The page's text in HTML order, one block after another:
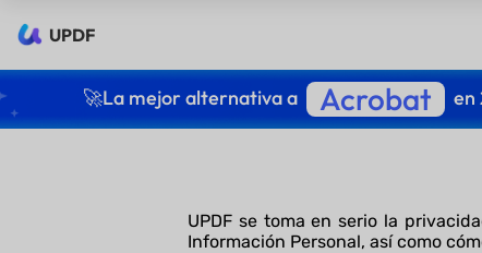
UPDF
🚀La mejor alternativa a Acrobat en
UPDF se toma en serio la
Información Personal, así como